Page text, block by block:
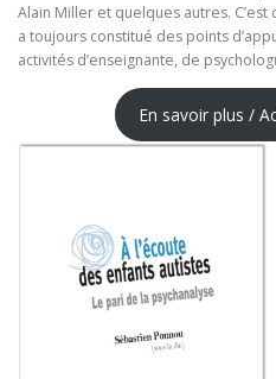
Alain Miller et quelques autres.
a toujours constitué des points
activités d’enseignante, de
En savoir plus /